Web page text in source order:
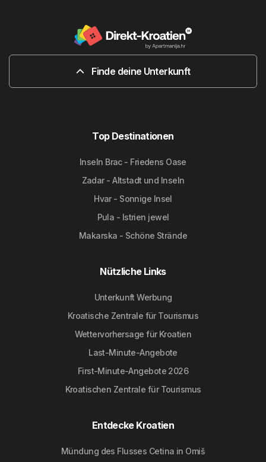
Finde deine Unterkunft
Top Destinationen
Inseln Brac - Friedens Oase
Zadar - Altstadt und Inseln
Hvar - Sonnige Insel
Pula - Istrien jewel
Makarska - Schöne Strände
Nützliche Links
Unterkunft Werbung
Kroatische Zentrale für Tourismus
Wettervorhersage für Kroatien
Last-Minute-Angebote
First-Minute-Angebote 2026
Kroatischen Zentrale für Tourismus
Entdecke Kroatien
Mündung des Flusses Cetina in Omiš